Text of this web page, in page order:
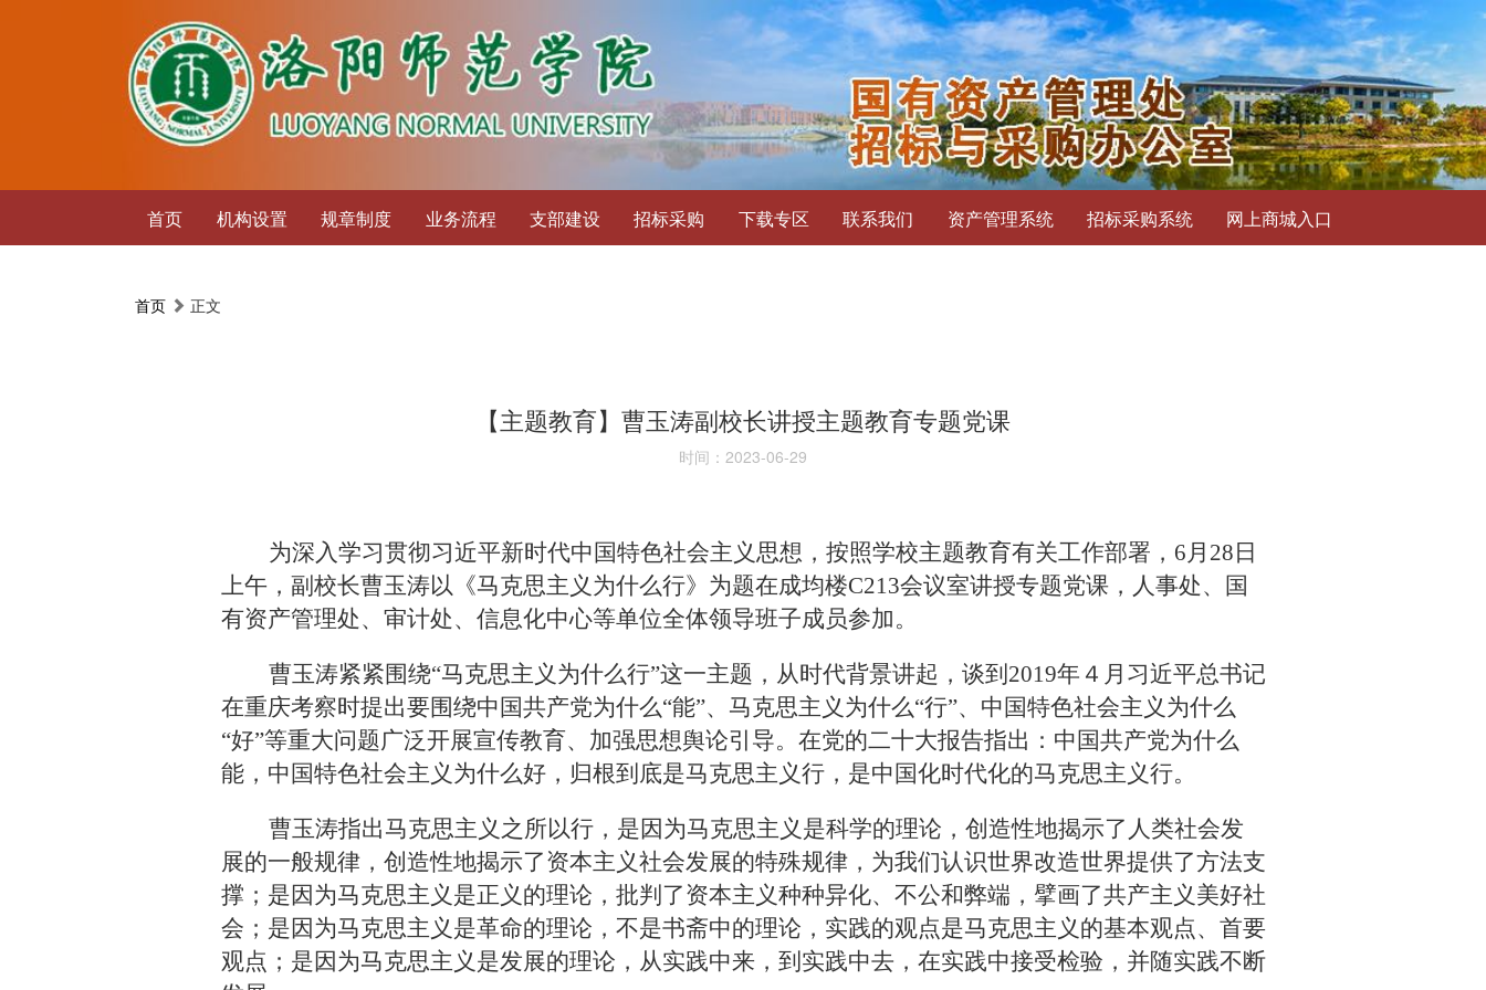
首页 机构设置 规章制度 业务流程 支部建设 招标采购 下载专区 联系我们 资产管理系统 招标采购系统 网上商城入口
首页 正文
【主题教育】曹玉涛副校长讲授主题教育专题党课
时间：2023-06-29
为深入学习贯彻习近平新时代中国特色社会主义思想，按照学校主题教育有关工作部署， 6月 28 日
上午，副校长曹玉涛以《马克思主义为什么行》为题在成均楼C213会议室讲授专题党课，人事处、国
有资产管理处、审计处、信息化中心等单位全体领导班子成员参加。
曹玉涛紧紧围绕“马克思主义为什么行”这一主题，从时代背景讲起，谈到 2019年４月习近平总书记
在重庆考察时提出要围绕中国共产党为什么“能”、马克思主义为什么“行”、中国特色社会主义为什么
“好”等重大问题广泛开展宣传教育、加强思想舆论引导。在党的二十大报告指出：中国共产党为什么
能，中国特色社会主义为什么好，归根到底是马克思主义行，是中国化时代化的马克思主义行。
曹玉涛指出马克思主义之所以行，是因为马克思主义是科学的理论，创造性地揭示了人类社会发
展的一般规律，创造性地揭示了资本主义社会发展的特殊规律，为我们认识世界改造世界提供了方法支
撑；是因为马克思主义是正义的理论，批判了资本主义种种异化、不公和弊端，擘画了共产主义美好社
会；是因为马克思主义是革命的理论，不是书斋中的理论，实践的观点是马克思主义的基本观点、首要
观点；是因为马克思主义是发展的理论，从实践中来，到实践中去，在实践中接受检验，并随实践不断